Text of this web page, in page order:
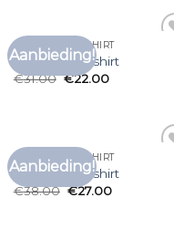
Aanbieding!
GAS MONKEY SHIRT
gas monkey shirt
€31.00 €22.00
Aanbieding!
GAS MONKEY SHIRT
gas monkey shirt
€38.00 €27.00